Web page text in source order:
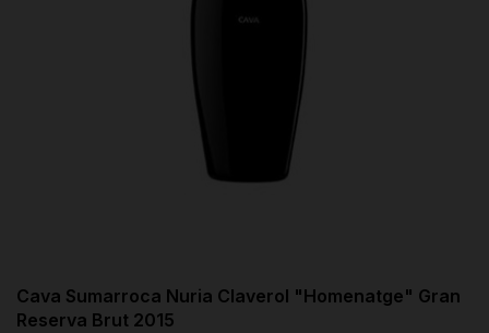
Cava Sumarroca Nuria Claverol "Homenatge" Gran
Reserva Brut 2015